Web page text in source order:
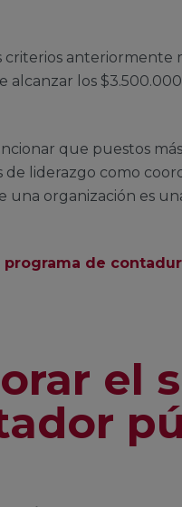
criterios anteriormente
los
que puestos
de liderazgo como
una organización es
programa de
el